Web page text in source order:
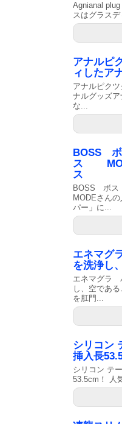
Agnianal
スはグラス
アナル
ィしたア
アナルピク
ナルグッズ
な...
BOSS ボ
ス
ス
BOSS ボス
MODEさん
パー」に...
エネマ
を洗浄し
エネマグラ
し、空であ
を肛門...
シリコン
挿入長
シリコン テ
53.5cm！ 人